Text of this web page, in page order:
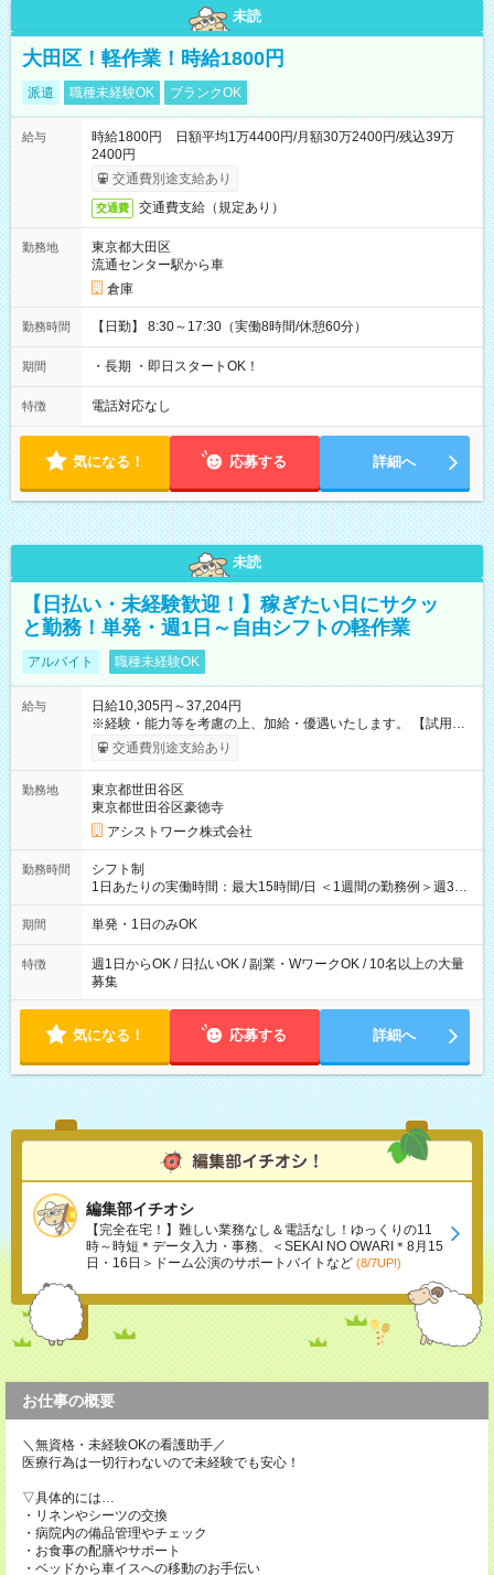
未読
大田区！軽作業！時給1800円
派遣 職種未経験OK ブランクOK
給与
時給1800円 日額平均1万4400円/月額30万2400円/残込39万
2400円
交通費別途支給あり
交通費 交通費支給（規定あり）
勤務地
東京都大田区
流通センター駅から車
倉庫
勤務時間 【日勤】 8:30～17:30（実働8時間/休憩60分）
期間 ・長期 ・即日スタートOK！
特徴 電話対応なし
気になる！ 応募する 詳細へ
未読
【日払い・未経験歓迎！】稼ぎたい日にサクッ
と勤務！単発・週1日～自由シフトの軽作業
アルバイト 職種未経験OK
給与
日給10,305円～37,204円
※経験・能力等を考慮の上、加給・優遇いたします。 【試用期
間】試用期間なし
交通費別途支給あり
勤務地
東京都世田谷区
東京都世田谷区豪徳寺
アシストワーク株式会社
勤務時間
シフト制
1日あたりの実働時間：最大15時間/日 ＜1週間の勤務例＞週3回
勤務 勤務：月・水・金 休み：火・木・土・日 好きな時にお仕事
可能です！ ※1日あたりの最大実働時間は日勤、夜勤共に勤務し
期間 単発・1日のみOK
特徴
週1日からOK / 日払いOK / 副業・WワークOK / 10名以上の大量
募集
気になる！ 応募する 詳細へ
編集部イチオシ
【完全在宅！】難しい業務なし＆電話なし！ゆっくりの11
時～時短＊データ入力・事務、＜SEKAI NO OWARI＊8月15
日・16日＞ドーム公演のサポートバイトなど (8/7UP!)
お仕事の概要
＼無資格・未経験OKの看護助手／
医療行為は一切行わないので未経験でも安心！
▽具体的には…
・リネンやシーツの交換
・病院内の備品管理やチェック
・お食事の配膳やサポート
・ベッドから車イスへの移動のお手伝い